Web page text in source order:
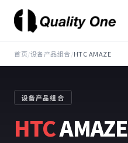
首页/设备产品组合/HTC AMAZE
设备产品组合
HTCAMAZE